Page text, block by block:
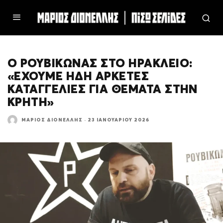
Ο ΡΟΥΒΙΚΩΝΑΣ ΣΤΟ ΗΡΑΚΛΕΙΟ:
«ΕΧΟΥΜΕ ΗΔΗ ΑΡΚΕΤΕΣ
ΚΑΤΑΓΓΕΛΙΕΣ ΓΙΑ ΘΕΜΑΤΑ ΣΤΗΝ
ΚΡΗΤΗ»
ΜΆΡΙΟΣ ΔΙΟΝΈΛΛΗΣ · 23 ΙΑΝΟΥΑΡΊΟΥ 2026